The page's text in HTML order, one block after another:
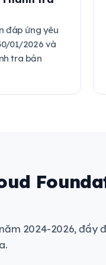
đáp ứng yêu
01/2026 và
tra bản
2024-2026, đầy